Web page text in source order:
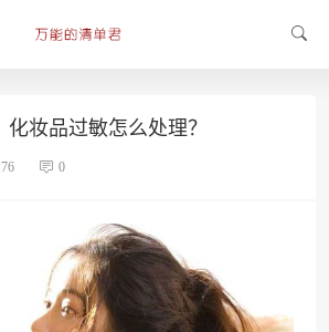
妆品过敏怎么处理？
0